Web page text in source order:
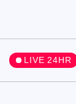
LIVE 24HR